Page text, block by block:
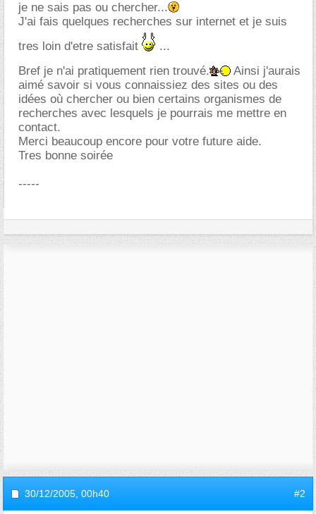
je ne sais pas ou chercher...
J'ai fais quelques recherches sur internet et je suis
tres loin d'etre satisfait
...
Bref je n'ai pratiquement rien trouvé.
Ainsi j'aurais
aimé savoir si vous connaissiez des sites ou des
idées où chercher ou bien certains organismes de
recherches avec lesquels je pourrais me mettre en
contact.
Merci beaucoup encore pour votre future aide.
Tres bonne soirée
-----
30/12/2005, 00h40 #2